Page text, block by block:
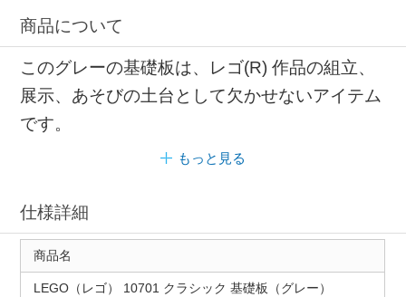
商品について
このグレーの基礎板は、レゴ(R) 作品の組立、
展示、あそびの土台として欠かせないアイテム
です。
もっと見る
仕様詳細
商品名
LEGO（レゴ） 10701 クラシック 基礎板（グレー）